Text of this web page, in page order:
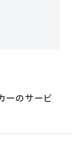
ーのサービ